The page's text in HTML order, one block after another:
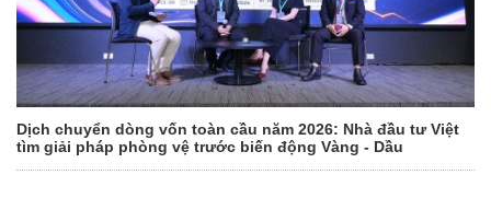
Dịch chuyển dòng vốn toàn cầu năm 2026: Nhà đầu tư Việt
tìm giải pháp phòng vệ trước biến động Vàng - Dầu